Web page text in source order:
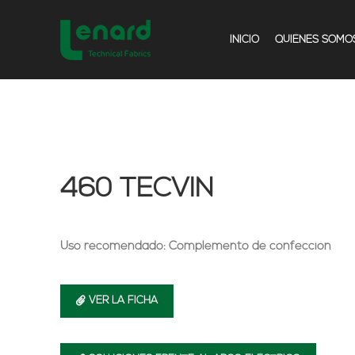
INICIO QUIÉNES
460 TECVIN
Uso recomendado: Complemento de confección
VER LA FICHA